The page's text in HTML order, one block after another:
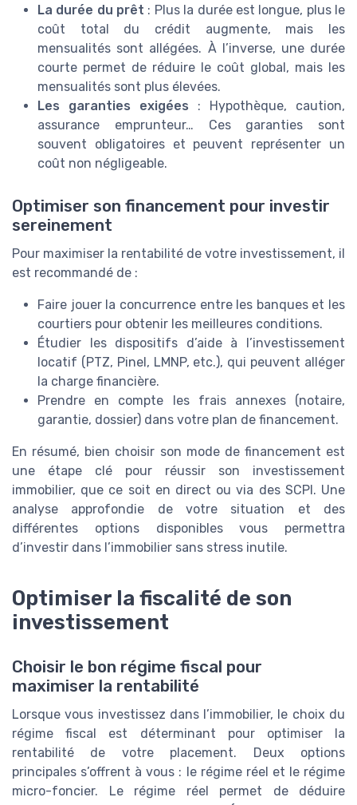
La durée du prêt : Plus la durée est longue, plus le
coût total du crédit augmente, mais les
mensualités sont allégées. À l’inverse, une durée
courte permet de réduire le coût global, mais les
mensualités sont plus élevées.
Les garanties exigées : Hypothèque, caution,
assurance emprunteur… Ces garanties sont
souvent obligatoires et peuvent représenter un
coût non négligeable.
Optimiser son financement pour investir
sereinement
Pour maximiser la rentabilité de votre investissement, il
est recommandé de :
Faire jouer la concurrence entre les banques et les
courtiers pour obtenir les meilleures conditions.
Étudier les dispositifs d’aide à l’investissement
locatif (PTZ, Pinel, LMNP, etc.), qui peuvent alléger
la charge financière.
Prendre en compte les frais annexes (notaire,
garantie, dossier) dans votre plan de financement.
En résumé, bien choisir son mode de financement est
une étape clé pour réussir son investissement
immobilier, que ce soit en direct ou via des SCPI. Une
analyse approfondie de votre situation et des
différentes options disponibles vous permettra
d’investir dans l’immobilier sans stress inutile.
Optimiser la fiscalité de son
investissement
Choisir le bon régime fiscal pour
maximiser la rentabilité
Lorsque vous investissez dans l’immobilier, le choix du
régime fiscal est déterminant pour optimiser la
rentabilité de votre placement. Deux options
principales s’offrent à vous : le régime réel et le régime
micro-foncier. Le régime réel permet de déduire